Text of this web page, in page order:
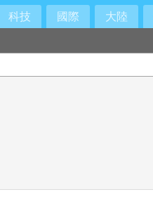
科技 國際 大陸